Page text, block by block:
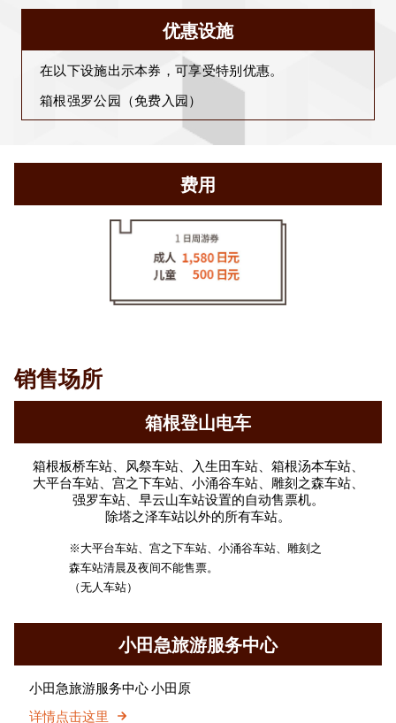
优惠设施
在以下设施出示本券，可享受特别优惠。
箱根强罗公园（免费入园）
费用
销售场所
箱根登山电车
箱根板桥车站、风祭车站、入生田车站、箱根汤本车站、
大平台车站、宫之下车站、小涌谷车站、雕刻之森车站、
强罗车站、早云山车站设置的自动售票机。
除塔之泽车站以外的所有车站。
※大平台车站、宫之下车站、小涌谷车站、雕刻之
森车站清晨及夜间不能售票。
（无人车站）
小田急旅游服务中心
小田急旅游服务中心 小田原
详情点击这里